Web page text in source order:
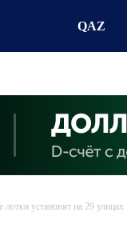
QAZ
установят на 29 улицах